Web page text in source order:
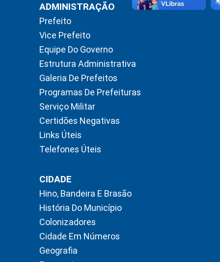
ADMINISTRAÇÃO
Prefeito
Vice Prefeito
Equipe Do Governo
Estrutura Administrativa
Galeria De Prefeitos
Programas De Prefeituras
Serviço Militar
Certidões Negativas
Links Úteis
Telefones Úteis
CIDADE
Hino, Bandeira E Brasão
História Do Município
Colonizadores
Cidade Em Números
Geografia